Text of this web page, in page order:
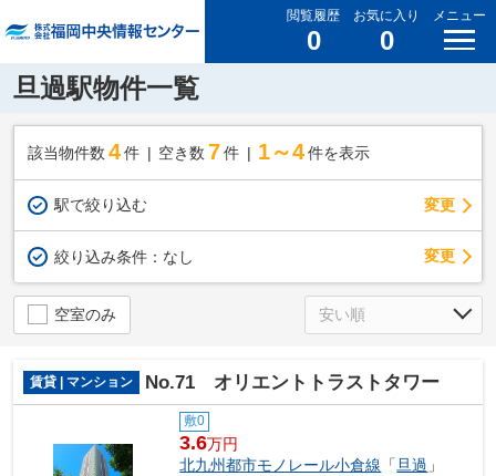
閲覧履歴
0
お気に入り
0
メニュー
旦過駅物件一覧
該当物件数 4件 空き数 7 件 1～4 件を表示
駅で絞り込む 変更
絞り込み条件： なし 変更
空室のみ
賃貸 | マンション No.71 オリエントトラストタワー
敷0
3.6万円
北九州都市モノレール小倉線 「旦過 」